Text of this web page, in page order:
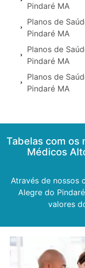
Pindaré MA
Planos de
Pindaré MA
Planos de
Pindaré MA
Planos de
Pindaré MA
Tabelas com os
Médicos
Através de nossos
Alegre do
valores